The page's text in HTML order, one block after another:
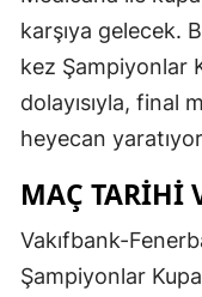
karşıya gelecek.
kez Şampiyonlar
dolayısıyla, final
heyecan
MAÇ TARIHI
Vakıfbank-
Şampiyonlar